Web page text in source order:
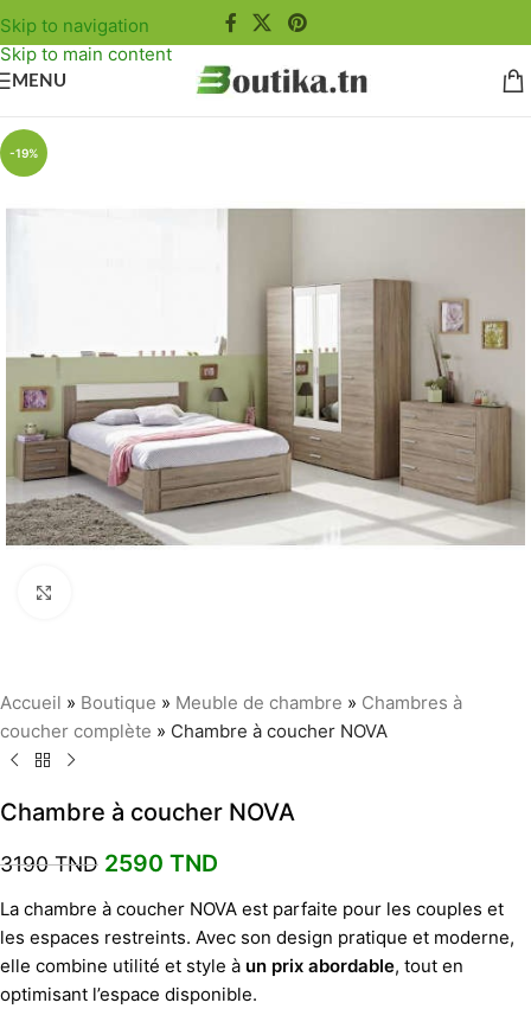
Skip to navigation
Skip to main content
MENU
-19%
Accueil » Boutique » Meuble de chambre » Chambres à
coucher complète » Chambre à coucher NOVA
Chambre à coucher NOVA
3190TND 2590 TND
La chambre à coucher NOVA est parfaite pour les couples et
les espaces restreints. Avec son design pratique et moderne,
elle combine utilité et style à un prix abordable, tout en
optimisant l’espace disponible.